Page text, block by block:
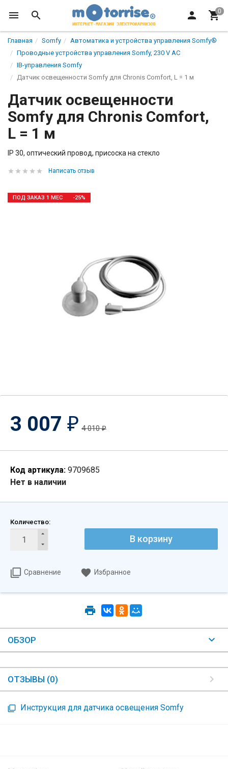
Главная Somfy
Автоматикa и устройства управления Somfy®
Проводные устройства управления Somfy, 230 V AC
IB-управления Somfy
Датчик освещенности Somfy для Chronis Comfort, L = 1 м
Датчик освещенности
Somfy для Chronis Comfort,
L = 1 м
IP 30, оптический провод, присоска на стекло
Написать отзыв
ПОД ЗАКАЗ 1 МЕС -25%
3 007 ₽ 4 010₽
Код артикула: 9709685
Нет в наличии
Количество:
В корзину
Сравнение Избранное
ОБЗОР
ОТЗЫВЫ (0)
Инструкция для датчика освещения Somfy